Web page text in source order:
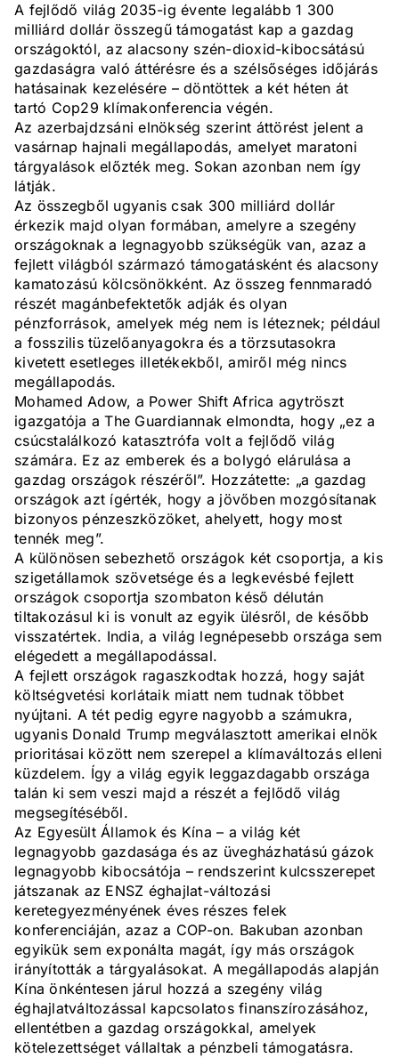
A fejlődő világ 2035-ig évente legalább 1 300
milliárd dollár összegű támogatást kap a gazdag
országoktól, az alacsony szén-dioxid-kibocsátású
gazdaságra való áttérésre és a szélsőséges időjárás
hatásainak kezelésére – döntöttek a két héten át
tartó Cop29 klímakonferencia végén.
Az azerbajdzsáni elnökség szerint áttörést jelent a
vasárnap hajnali megállapodás, amelyet maratoni
tárgyalások előzték meg. Sokan azonban nem így
látják.
Az összegből ugyanis csak 300 milliárd dollár
érkezik majd olyan formában, amelyre a szegény
országoknak a legnagyobb szükségük van, azaz a
fejlett világból származó támogatásként és alacsony
kamatozású kölcsönökként. Az összeg fennmaradó
részét magánbefektetők adják és olyan
pénzforrások, amelyek még nem is léteznek; például
a fosszilis tüzelőanyagokra és a törzsutasokra
kivetett esetleges illetékekből, amiről még nincs
megállapodás.
Mohamed Adow, a Power Shift Africa agytröszt
igazgatója a The Guardiannak elmondta, hogy „ez a
csúcstalálkozó katasztrófa volt a fejlődő világ
számára. Ez az emberek és a bolygó elárulása a
gazdag országok részéről”. Hozzátette: „a gazdag
országok azt ígérték, hogy a jövőben mozgósítanak
bizonyos pénzeszközöket, ahelyett, hogy most
tennék meg”.
A különösen sebezhető országok két csoportja, a kis
szigetállamok szövetsége és a legkevésbé fejlett
országok csoportja szombaton késő délután
tiltakozásul ki is vonult az egyik ülésről, de később
visszatértek. India, a világ legnépesebb országa sem
elégedett a megállapodással.
A fejlett országok ragaszkodtak hozzá, hogy saját
költségvetési korlátaik miatt nem tudnak többet
nyújtani. A tét pedig egyre nagyobb a számukra,
ugyanis Donald Trump megválasztott amerikai elnök
prioritásai között nem szerepel a klímaváltozás elleni
küzdelem. Így a világ egyik leggazdagabb országa
talán ki sem veszi majd a részét a fejlődő világ
megsegítéséből.
Az Egyesült Államok és Kína – a világ két
legnagyobb gazdasága és az üvegházhatású gázok
legnagyobb kibocsátója – rendszerint kulcsszerepet
játszanak az ENSZ éghajlat-változási
keretegyezményének éves részes felek
konferenciáján, azaz a COP-on. Bakuban azonban
egyikük sem exponálta magát, így más országok
irányították a tárgyalásokat. A megállapodás alapján
Kína önkéntesen járul hozzá a szegény világ
éghajlatváltozással kapcsolatos finanszírozásához,
ellentétben a gazdag országokkal, amelyek
kötelezettséget vállaltak a pénzbeli támogatásra.